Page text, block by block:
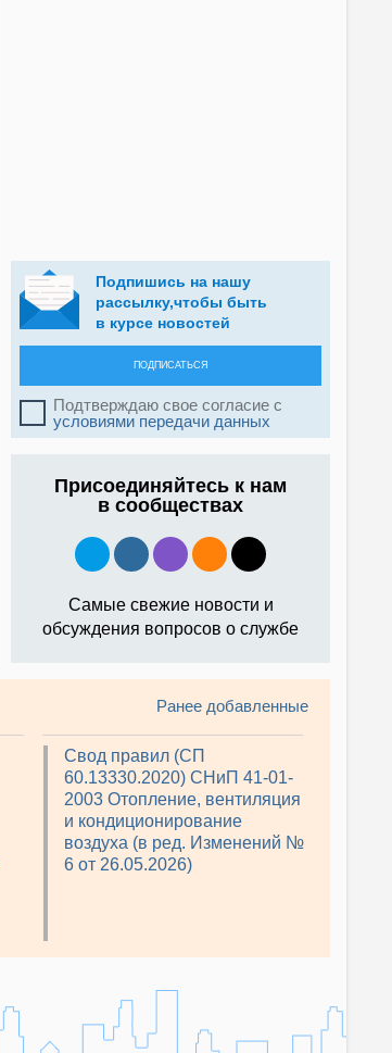
Подпишись на нашу
рассылку,чтобы быть
в курсе новостей
ПОДПИСАТЬСЯ
Подтверждаю свое согласие с
условиями передачи данных
Присоединяйтесь к нам
в сообществах
Самые свежие новости и
обсуждения вопросов о службе
Свод правил (СП
60.13330.2020) СНиП 41-01-
2003 Отопление, вентиляция
и кондиционирование
воздуха (в ред. Изменений №
6 от 26.05.2026)
Ранее добавленные